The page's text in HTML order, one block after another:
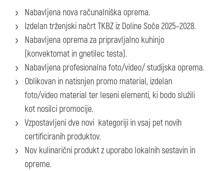
Nabavljena nova računalniška oprema.
Izdelan trženjski načrt TKBZ iz Doline Soče 2025–2028.
Nabavljena oprema za pripravljalno kuhinjo
(konvektomat in gnetilec testa).
Nabavljena profesionalna foto/video/ studijska oprema.
Oblikovan in natisnjen promo material, izdelan
foto/video material ter leseni elementi, ki bodo služili
kot nosilci promocije.
Vzpostavljeni dve novi kategoriji in vsaj pet novih
certificiranih produktov.
Nov kulinarični produkt z uporabo lokalnih sestavin in
opreme.